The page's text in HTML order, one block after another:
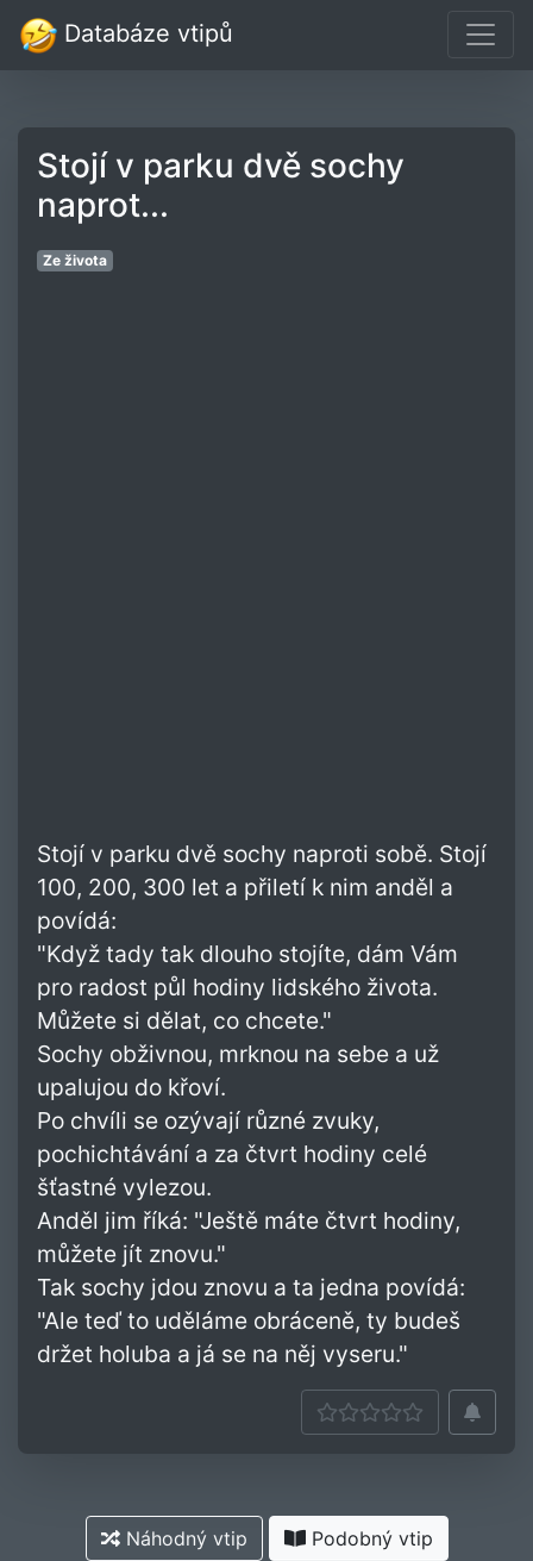
Databáze vtipů
Stojí v parku dvě sochy
naprot...
Ze života
Stojí v parku dvě sochy naproti sobě. Stojí
100, 200, 300 let a přiletí k nim anděl a
povídá:
"Když tady tak dlouho stojíte, dám Vám
pro radost půl hodiny lidského života.
Můžete si dělat, co chcete."
Sochy obživnou, mrknou na sebe a už
upalujou do křoví.
Po chvíli se ozývají různé zvuky,
pochichtávání a za čtvrt hodiny celé
šťastné vylezou.
Anděl jim říká: "Ještě máte čtvrt hodiny,
můžete jít znovu."
Tak sochy jdou znovu a ta jedna povídá:
"Ale teď to uděláme obráceně, ty budeš
držet holuba a já se na něj vyseru."
Náhodný vtip Podobný vtip